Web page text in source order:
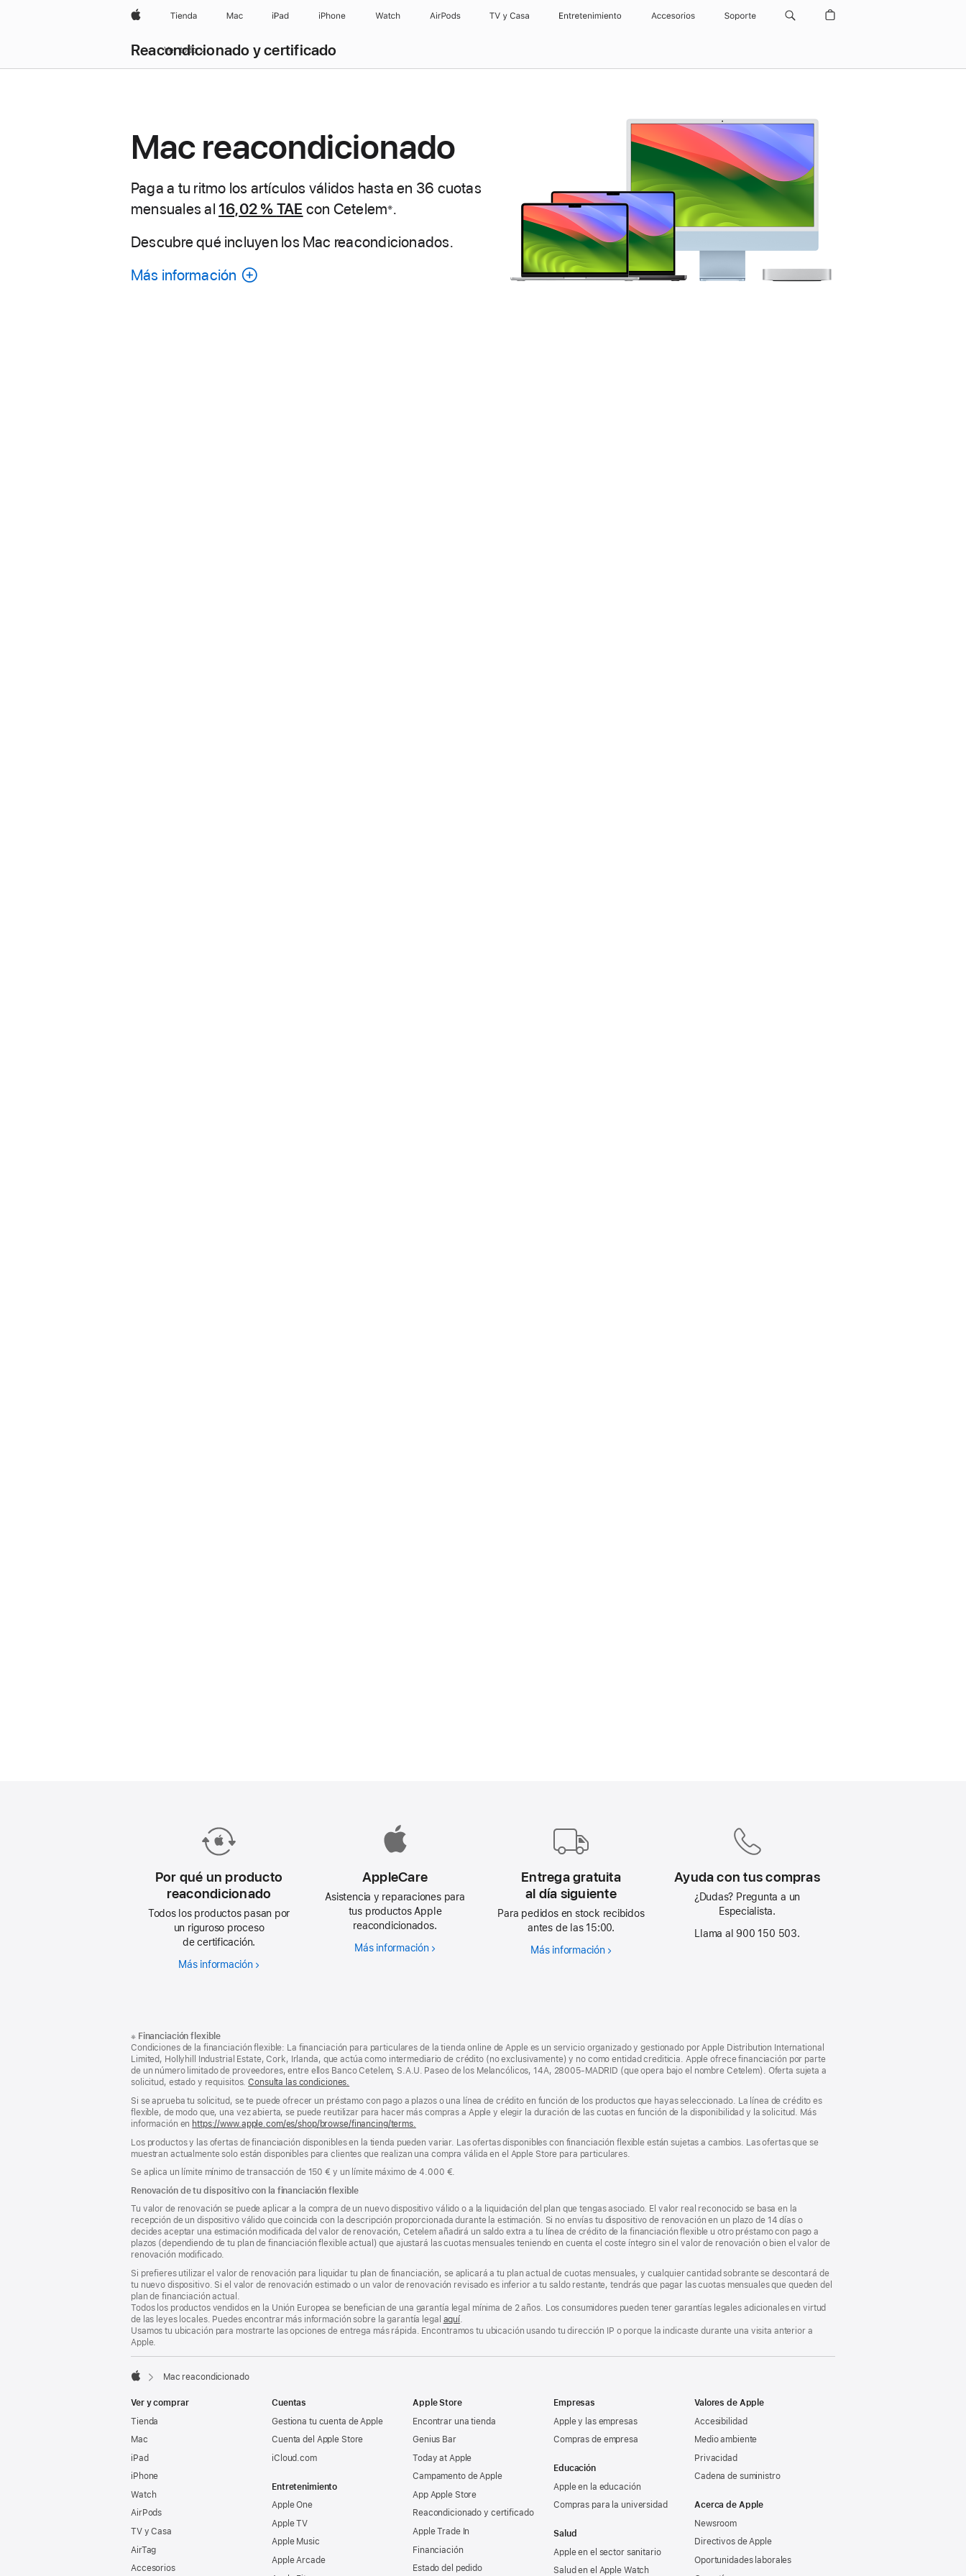
AppleTienda Mac iPad iPhone Watch AirPods TV y Casa Entretenimiento Accesorios Soporte
Reacondicionado y certificado
Ver todo
Mac reacondicionado
Paga a tu ritmo los artículos válidos hasta en 36 cuotas
mensuales al 16,02 % TAE con Cetelem※Nota
pie
.
Descubre qué incluyen los Mac reacondicionados.
Más información sobre
Por qué un producto
reacondicionado
Todos los productos pasan por
un riguroso proceso
de certificación.
Más informaciónPor
AppleCare
Asistencia y reparaciones para
tus productos Apple
reacondicionados.
Más informaciónAppleCare
Entrega gratuita
al día siguiente
Para pedidos en stock recibidos
antes de las 15:00.
Más informaciónEntrega
Ayuda con tus compras
¿Dudas? Pregunta a un
Especialista.
Llama al 900 150 503.
a
pie
de
página
al
pie
※ Financiación flexible
Condiciones de la financiación flexible: La financiación para particulares de la tienda online de Apple es un servicio organizado y gestionado por Apple Distribution International
Limited, Hollyhill Industrial Estate, Cork, Irlanda, que actúa como intermediario de crédito (no exclusivamente) y no como entidad crediticia. Apple ofrece financiación por parte
de un número limitado de proveedores, entre ellos Banco Cetelem, S.A.U. Paseo de los Melancólicos, 14A, 28005-MADRID (que opera bajo el nombre Cetelem). Oferta sujeta a
solicitud, estado y requisitos.Consulta las condiciones.
Si se aprueba tu solicitud, se te puede ofrecer un préstamo con pago a plazos o una línea de crédito en función de los productos que hayas seleccionado. La línea de crédito es
flexible, de modo que, una vez abierta, se puede reutilizar para hacer más compras a Apple y elegir la duración de las cuotas en función de la disponibilidad y la solicitud. Más
información en https://www.apple.com/es/shop/browse/financing/terms.
Los productos y las ofertas de financiación disponibles en la tienda pueden variar. Las ofertas disponibles con financiación flexible están sujetas a cambios. Las ofertas que se
muestran actualmente solo están disponibles para clientes que realizan una compra válida en el Apple Store para particulares.
Se aplica un límite mínimo de transacción de 150 € y un límite máximo de 4.000 €.
Renovación de tu dispositivo con la financiación flexible
Tu valor de renovación se puede aplicar a la compra de un nuevo dispositivo válido o a la liquidación del plan que tengas asociado. El valor real reconocido se basa en la
recepción de un dispositivo válido que coincida con la descripción proporcionada durante la estimación. Si no envías tu dispositivo de renovación en un plazo de 14 días o
decides aceptar una estimación modificada del valor de renovación, Cetelem añadirá un saldo extra a tu línea de crédito de la financiación flexible u otro préstamo con pago a
plazos (dependiendo de tu plan de financiación flexible actual) que ajustará las cuotas mensuales teniendo en cuenta el coste íntegro sin el valor de renovación o bien el valor de
renovación modificado.
Si prefieres utilizar el valor de renovación para liquidar tu plan de financiación, se aplicará a tu plan actual de cuotas mensuales, y cualquier cantidad sobrante se descontará de
tu nuevo dispositivo. Si el valor de renovación estimado o un valor de renovación revisado es inferior a tu saldo restante, tendrás que pagar las cuotas mensuales que queden del
plan de financiación actual.
Todos los productos vendidos en la Unión Europea se benefician de una garantía legal mínima de 2 años. Los consumidores pueden tener garantías legales adicionales en virtud
de las leyes locales. Puedes encontrar más información sobre la garantía legal aquí.
Usamos tu ubicación para mostrarte las opciones de entrega más rápida. Encontramos tu ubicación usando tu dirección IP o porque la indicaste durante una visita anterior a
Apple.
Mac reacondicionado
Ver y comprar
Tienda
Mac
iPad
iPhone
Watch
AirPods
TV y Casa
AirTag
Accesorios
Cuentas
Gestiona tu cuenta de Apple
Cuenta del Apple Store
iCloud.com
Entretenimiento
Apple One
Apple TV
Apple Music
Apple Arcade
Apple Store
Encontrar una tienda
Genius Bar
Today at Apple
Campamento de Apple
App Apple Store
Reacondicionado y certificado
Apple Trade In
Financiación
Estado del pedido
Empresas
Apple y las empresas
Compras de empresa
Educación
Apple en la educación
Compras para la universidad
Salud
Apple en el sector sanitario
Salud en el Apple Watch
Valores de Apple
Accesibilidad
Medio ambiente
Privacidad
Cadena de suministro
Acerca de Apple
Newsroom
Directivos de Apple
Oportunidades laborales